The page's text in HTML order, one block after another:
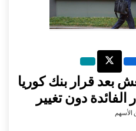
بعد قرار بنك كوريا
الفائدة دون تغيير
الأسهم